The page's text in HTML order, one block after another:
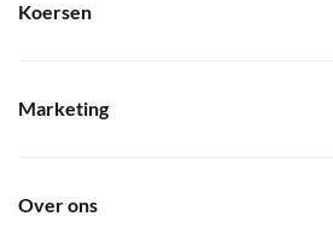
Koersen
Marketing
Over ons